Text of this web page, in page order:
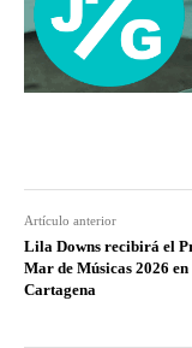
Artículo anterior
Lila Downs recibirá el
Mar de Músicas 2026 en
Cartagena